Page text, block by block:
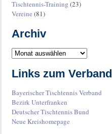
Tischtennis-Training (23)
Vereine (81)
Archiv
Links zum Verband
Bayerischer Tischtennis Verband
Bezirk Unterfranken
Deutscher Tischtennis Bund
Neue Kreishomepage